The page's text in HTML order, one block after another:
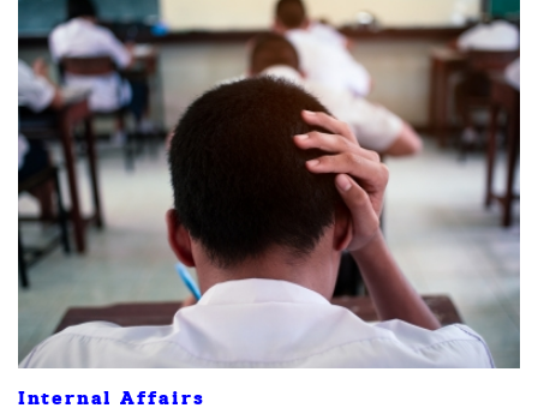
Internal Affairs